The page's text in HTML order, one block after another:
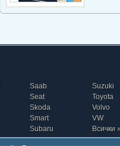
Saab
Seat
Skoda
Smart
Subaru
Suzuki
Toyota
Volvo
VW
Всички »